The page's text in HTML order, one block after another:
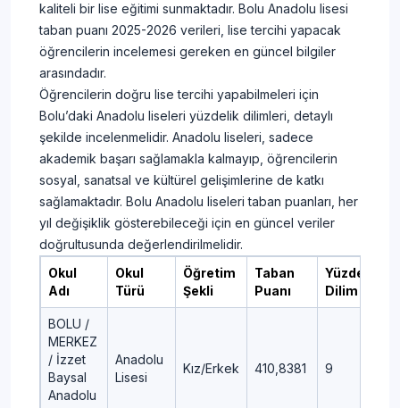
kaliteli bir lise eğitimi sunmaktadır. Bolu Anadolu lisesi
taban puanı 2025-2026 verileri, lise tercihi yapacak
öğrencilerin incelemesi gereken en güncel bilgiler
arasındadır.
Öğrencilerin doğru lise tercihi yapabilmeleri için
Bolu’daki Anadolu liseleri yüzdelik dilimleri, detaylı
şekilde incelenmelidir. Anadolu liseleri, sadece
akademik başarı sağlamakla kalmayıp, öğrencilerin
sosyal, sanatsal ve kültürel gelişimlerine de katkı
sağlamaktadır. Bolu Anadolu liseleri taban puanları, her
yıl değişiklik gösterebileceği için en güncel veriler
doğrultusunda değerlendirilmelidir.
Okul
Adı
Okul
Türü
Öğretim
Şekli
Taban
Puanı
Yüzdelik
Dilim
BOLU /
MERKEZ
/ İzzet
Baysal
Anadolu
Anadolu
Lisesi
Kız/Erkek 410,8381 9